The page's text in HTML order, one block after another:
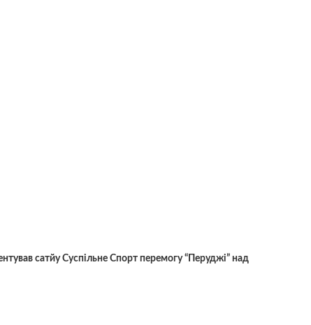
сатйу Суспільне Спорт перемогу “Перуджі” над